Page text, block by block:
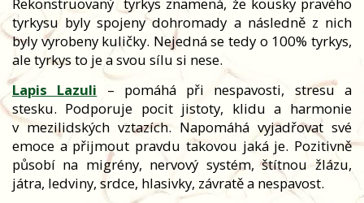
Rekonstruovaný tyrkys znamená, že kousky pravého
tyrkysu byly spojeny dohromady a následně z nich
byly vyrobeny kuličky. Nejedná se tedy o 100% tyrkys,
ale tyrkys to je a svou sílu si nese.
Lapis Lazuli – pomáhá při nespavosti, stresu a
stesku. Podporuje pocit jistoty, klidu a harmonie
v mezilidských vztazích. Napomáhá vyjadřovat své
emoce a přijmout pravdu takovou jaká je. Pozitivně
působí na migrény, nervový systém, štítnou žlázu,
játra, ledviny, srdce, hlasivky, závratě a nespavost.